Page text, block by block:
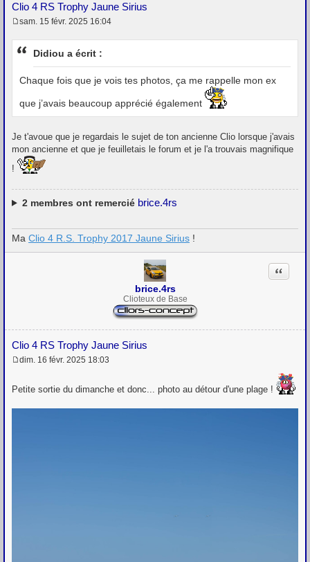
Clio 4 RS Trophy Jaune Sirius
e
s
g
e
sam. 15 févr. 2025 16:04
Didiou a écrit :
Chaque fois que je vois tes photos, ça me rappelle mon ex
que j’avais beaucoup apprécié également
Je t'avoue que je regardais le sujet de ton ancienne Clio lorsque j'avais
mon ancienne et que je feuilletais le forum et je l'a trouvais magnifique
!
2membres ont remercié brice.4rs
Ma Clio 4 R.S. Trophy 2017 Jaune Sirius !
brice.4rs
Clioteux de Base
Clio 4 RS Trophy Jaune Sirius
Citation
s
dim. 16 févr. 2025 18:03
Petite sortie du dimanche et donc... photo au détour d'une plage !